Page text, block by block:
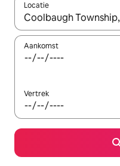
Locatie
Wanneer er resultaten
Aankomst
Vertrek